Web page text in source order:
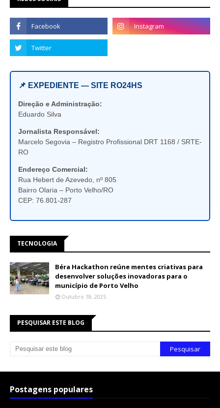
📌 EXPEDIENTE — SITE RO24HS
Direção e Administração:
Eduardo Silva
Jornalista Responsável:
Marcelo Segovia – Registro Profissional DRT 1168 / SRTE-
RO
Endereço Comercial:
Rua Hebert de Azevedo, nº 805
Bairro Olaria – Porto Velho/RO
CEP: 76.801-287
TECNOLOGIA
Béra Hackathon reúne mentes criativas para
desenvolver soluções inovadoras para o
município de Porto Velho
Outubro 18, 2025
PESQUISAR ESTE BLOG
Postagens populares